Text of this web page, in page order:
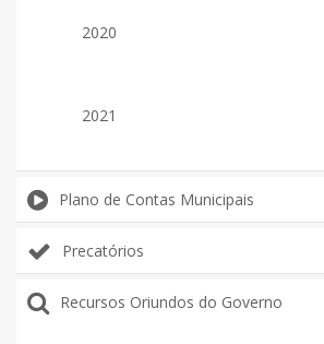
2020
2021
Plano de Contas Municipais
Precatórios
Recursos Oriundos do Governo